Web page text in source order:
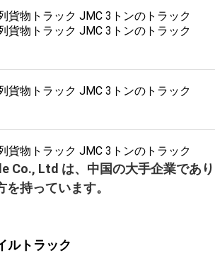
Co., Ltd は、中国の大手企業であ
持っています。
ルトラック